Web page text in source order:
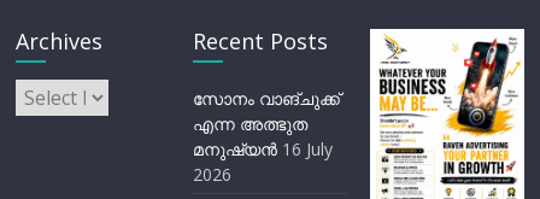
Archives
Archives
Recent Posts
സോനം വാങ്ചുക്ക്
എന്ന അത്ഭുത
മനുഷ്യന്‍ 16 July
2026